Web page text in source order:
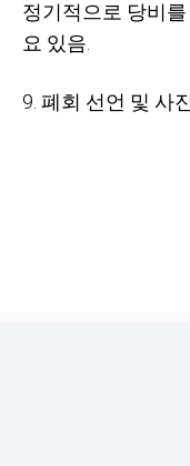
정기적으로 당비
요 있음.
9. 폐회 선언 및 사